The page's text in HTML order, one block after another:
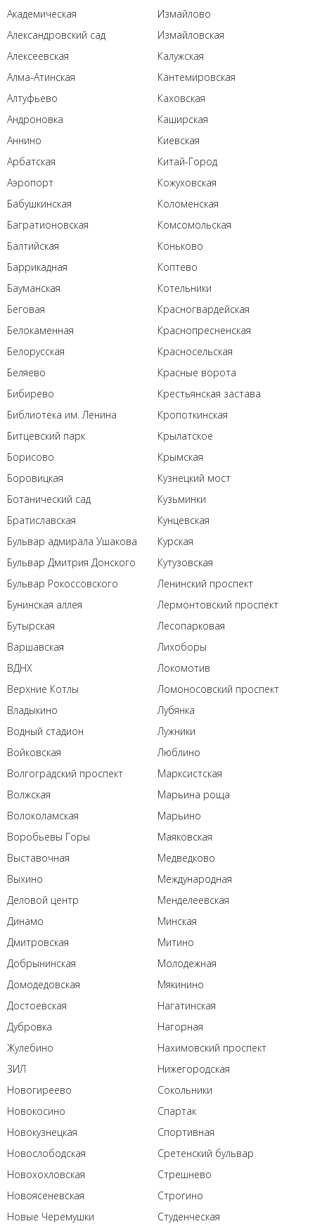
Академическая
Александровский сад
Алексеевская
Алма-Атинская
Алтуфьево
Андроновка
Аннино
Арбатская
Аэропорт
Бабушкинская
Багратионовская
Балтийская
Баррикадная
Бауманская
Беговая
Белокаменная
Белорусская
Беляево
Бибирево
Библиотека им. Ленина
Битцевский парк
Борисово
Боровицкая
Ботанический сад
Братиславская
Бульвар адмирала Ушакова
Бульвар Дмитрия Донского
Бульвар Рокоссовского
Бунинская аллея
Бутырская
Варшавская
ВДНХ
Верхние Котлы
Владыкино
Водный стадион
Войковская
Волгоградский проспект
Волжская
Волоколамская
Воробьевы Горы
Выставочная
Выхино
Деловой центр
Динамо
Дмитровская
Добрынинская
Домодедовская
Достоевская
Дубровка
Жулебино
ЗИЛ
Измайлово
Измайловская
Калужская
Кантемировская
Каховская
Каширская
Киевская
Китай-Город
Кожуховская
Коломенская
Комсомольская
Коньково
Коптево
Котельники
Красногвардейская
Краснопресненская
Красносельская
Красные ворота
Крестьянская застава
Кропоткинская
Крылатское
Крымская
Кузнецкий мост
Кузьминки
Кунцевская
Курская
Кутузовская
Ленинский проспект
Лермонтовский проспект
Лесопарковая
Лихоборы
Локомотив
Ломоносовский проспект
Лубянка
Лужники
Люблино
Марксистская
Марьина роща
Марьино
Маяковская
Медведково
Международная
Менделеевская
Минская
Митино
Молодежная
Мякинино
Нагатинская
Нагорная
Нахимовский проспект
Нижегородская
Новогиреево
Новокосино
Новокузнецкая
Новослободская
Новохохловская
Новоясеневская
Новые Черемушки
Сокольники
Спартак
Спортивная
Сретенский бульвар
Стрешнево
Строгино
Студенческая